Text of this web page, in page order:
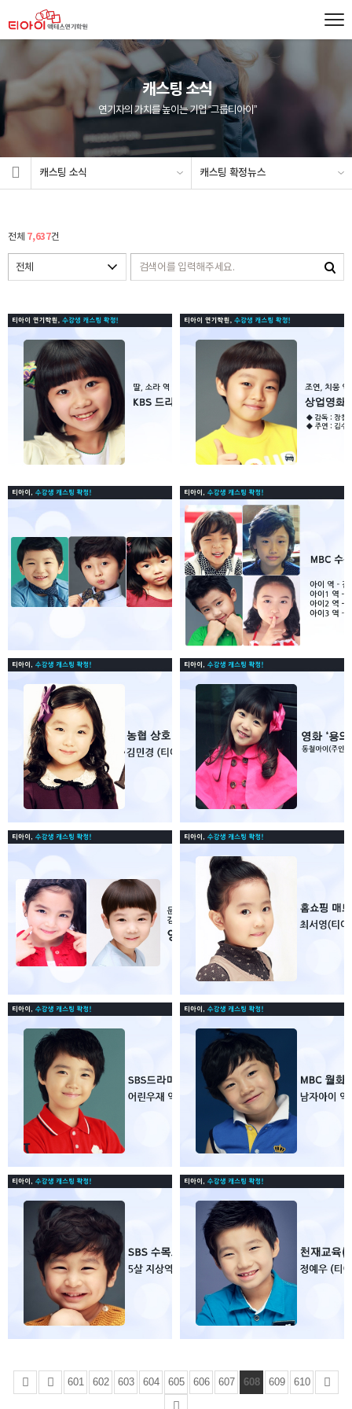
캐스팅 소식
연기자의 가치를 높이는 기업 “그룹티아이”
캐스팅 소식 캐스팅 확정뉴스
전체 7,637건
601 602 603 604 605 606 607 608 609 610